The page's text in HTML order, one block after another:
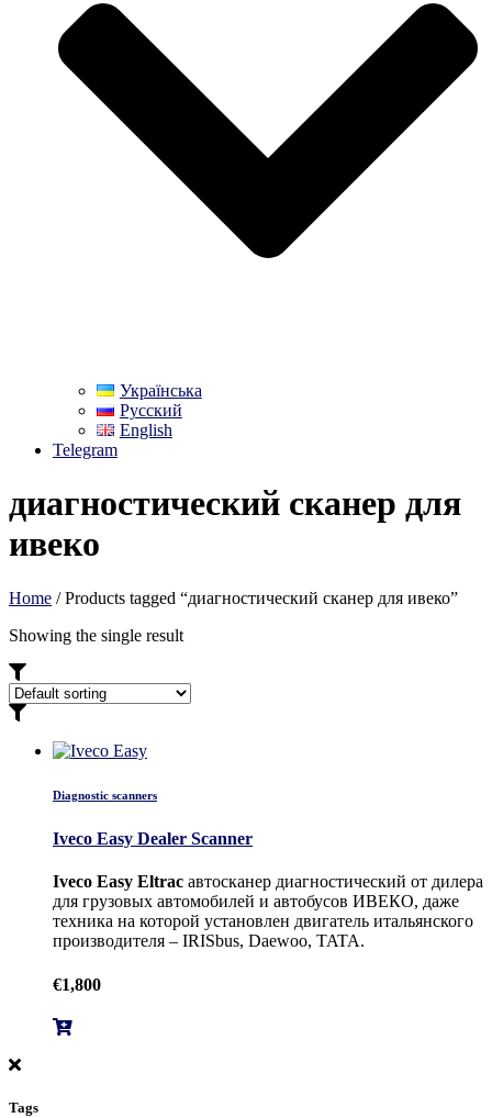
Українська
Русский
English
Telegram
диагностический сканер для
ивеко
Home / Products tagged “диагностический сканер для ивеко”
Showing the single result
Diagnostic scanners
Iveco Easy Dealer Scanner
Iveco Easy Eltrac автосканер диагностический от дилера
для грузовых автомобилей и автобусов ИВЕКО, даже
техника на которой установлен двигатель итальянского
производителя – IRISbus, Daewoo, TATA.
€1,800
Tags